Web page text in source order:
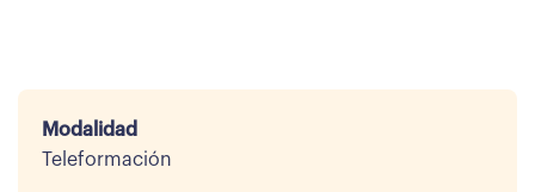
Modalidad
Teleformación